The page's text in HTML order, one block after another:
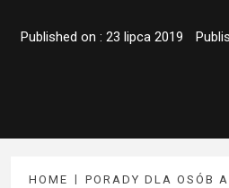
Published on : 23 lipca 2019
HOME PORADY DLA OSÓB